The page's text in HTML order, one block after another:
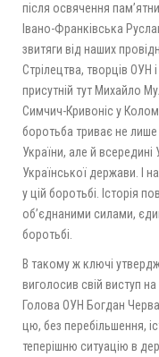
після освячення
Івано-Франківська
звитяги від наших
Стрілецтва, творців ОУН
присутній тут Михайло
Симчич-Кривоніс у
боротьба триває не лише
України, але й всередині
Української держави. І
у цій боротьбі. Історія
об’єднаними силами,
боротьбі.
В такому ж ключі
виголосив свій виступ
Голова ОУН Богдан
цю, без перебільшення,
теперішню ситуацію в